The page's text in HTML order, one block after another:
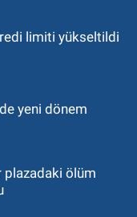
limiti yükseltildi
yeni dönem
plazadaki ölüm